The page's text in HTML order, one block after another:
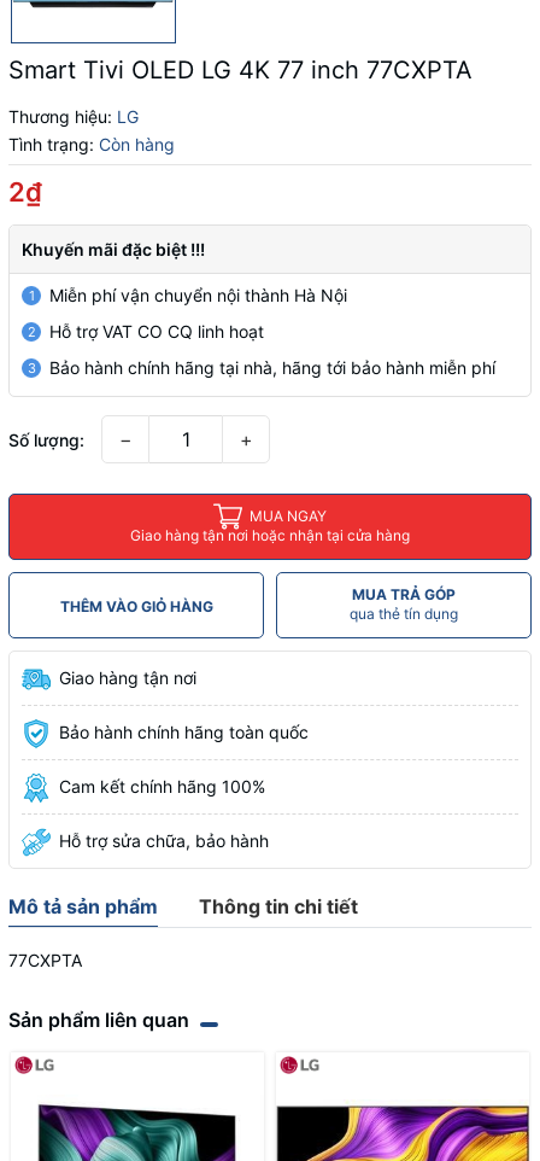
Smart Tivi OLED LG 4K 77 inch 77CXPTA
Thương hiệu: LG
Tình trạng: Còn hàng
2₫
Khuyến mãi đặc biệt !!!
1 Miễn phí vận chuyển nội thành Hà Nội
2 Hỗ trợ VAT CO CQ linh hoạt
3 Bảo hành chính hãng tại nhà, hãng tới bảo hành miễn phí
Số lượng: − +
MUA NGAY
Giao hàng tận nơi hoặc nhận tại cửa hàng
THÊM VÀO GIỎ HÀNG
MUA TRẢ GÓP
qua thẻ tín dụng
Giao hàng tận nơi
Bảo hành chính hãng toàn quốc
Cam kết chính hãng 100%
Hỗ trợ sửa chữa, bảo hành
Mô tả sản phẩm Thông tin chi tiết
77CXPTA
Sản phẩm liên quan